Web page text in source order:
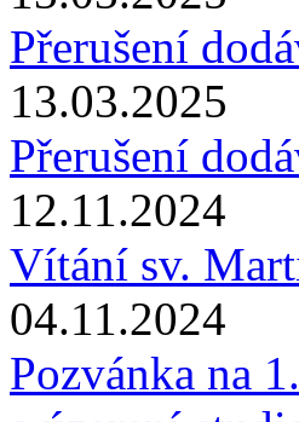
Přerušení
13.03.2025
Přerušení
12.11.2024
Vítání sv.
04.11.2024
Pozvánka na